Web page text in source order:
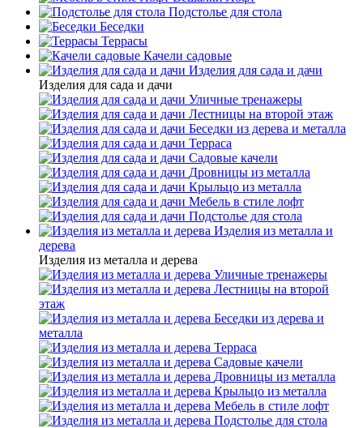
Подстолье для стола
Беседки
Террасы
Качели садовые
Изделия для сада и дачи
Изделия для сада и дачи
Уличные тренажеры
Лестницы на второй этаж
Беседки из дерева и металла
Терраса
Садовые качели
Дровницы из металла
Крыльцо из металла
Мебель в стиле лофт
Подстолье для стола
Изделия из металла и
дерева
Изделия из металла и дерева
Уличные тренажеры
Лестницы на второй
этаж
Беседки из дерева и
металла
Терраса
Садовые качели
Дровницы из металла
Крыльцо из металла
Мебель в стиле лофт
Подстолье для стола